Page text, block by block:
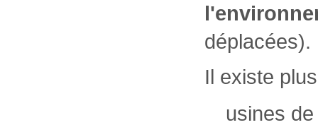
déplacées).
Il existe
usines